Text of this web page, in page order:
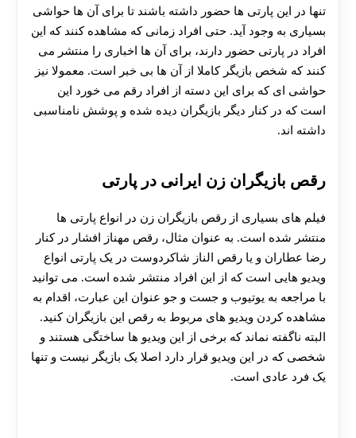
تنها در این پارتی ها حضور داشته باشند تا برای آن ها حواشی
بسیاری به وجود آید. حتی افراد زمانی که مشاهده کنند که این
افراد در پارتی حضور دارند، برای آن ها اخباری را منتشر می
کنند که شخص بازیگر کاملا از آن ها بی خبر است. معمولا نیز
حواشی ای که برای این دسته از افراد رقم می خورد این
است که در کنار دیگر بازیگران دیده شده و پوشش نامناسبی
داشته اند.
رقص بازیگران زن ایرانی در پارتی
فیلم های بسیاری از رقص بازیگران زن در انواع پارتی ها
منتشر شده است. به عنوان مثال، رقص مهناز افشار در کنار
رضا عطاران و یا رقص الناز شاکردوست در یک پارتی انواع
ویدیو هایی است که از این افراد منتشر شده است. می توانید
با مراجعه به یوتیوب و جست و جو عنوان این عبارت، اقدام به
مشاهده کردن ویدیو های مربوط به رقص این بازیگران کنید.
البته ناگفته نماند که برخی از این ویدیو ها ساختگی هستند و
شخصی که در این ویدیو قرار دارد اصلا یک بازیگر نیست و تنها
یک فرد عادی است.